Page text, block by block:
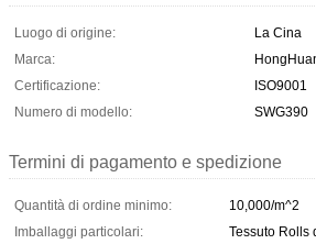
Luogo di origine:
La Cina
Marca:
Certificazione:
ISO9001
Numero di modello:
SWG390
Termini di pagamento e spedizione
Quantità di ordine minimo:
10,000/m^2
Imballaggi particolari:
Tessuto Rolls